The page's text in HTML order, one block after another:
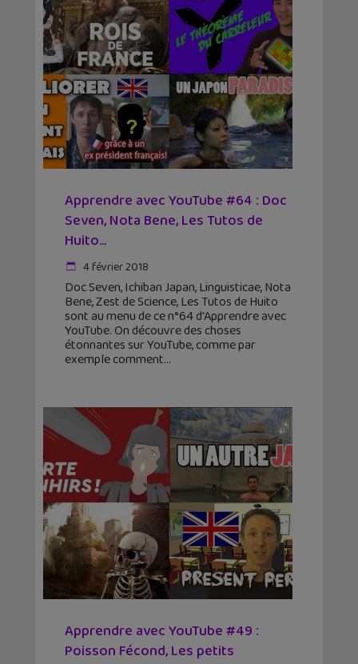
Apprendre avec YouTube #64 : Doc
Seven, Nota Bene, Les Tutos de
Huito…
4 février 2018
Doc Seven, Ichiban Japan, Linguisticae, Nota
Bene, Zest de Science, Les Tutos de Huito
sont au menu de ce n°64 d'Apprendre avec
YouTube. On découvre des choses
étonnantes sur YouTube, comme par
exemple comment
Apprendre avec YouTube #49 :
Poisson Fécond, Les petits